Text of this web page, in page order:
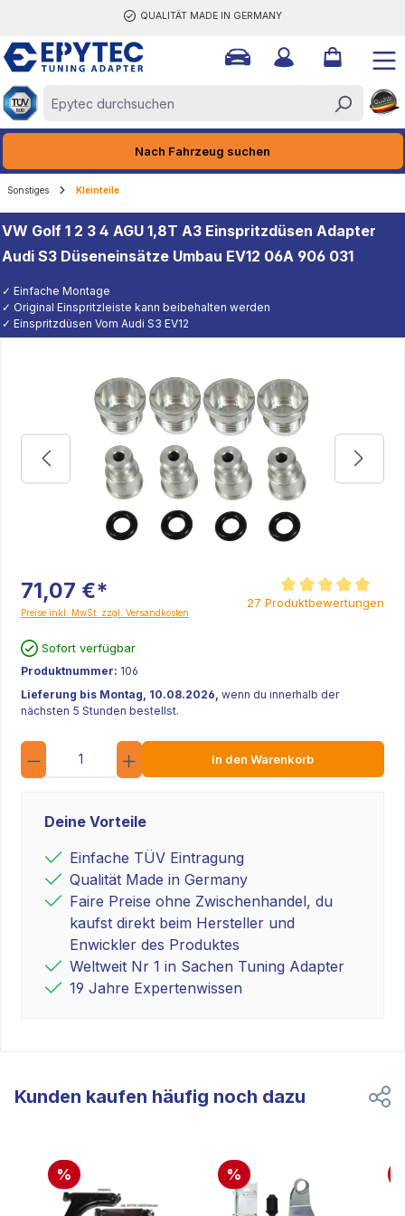
QUALITÄT MADE IN GERMANY
Nach Fahrzeug suchen
Sonstiges Kleinteile
VW Golf 1 2 3 4 AGU 1,8T A3 Einspritzdüsen Adapter
Audi S3 Düseneinsätze Umbau EV12 06A 906 031
✓ Einfache Montage
✓ Original Einspritzleiste kann beibehalten werden
✓ Einspritzdüsen Vom Audi S3 EV12
71,07 €*
Preise inkl. MwSt. zzgl. Versandkosten
Durchschnittliche
27 Produktbewertungen
Sofort verfügbar
Produktnummer: 106
Lieferung bis Montag, 10.08.2026, wenn du innerhalb der
nächsten 5 Stunden bestellst.
Anzahl
In den Warenkorb
Deine Vorteile
Einfache TÜV Eintragung
Qualität Made in Germany
Faire Preise ohne Zwischenhandel, du
kaufst direkt beim Hersteller und
Enwickler des Produktes
Weltweit Nr 1 in Sachen Tuning Adapter
19 Jahre Expertenwissen
Kunden kaufen häufig noch dazu
% %